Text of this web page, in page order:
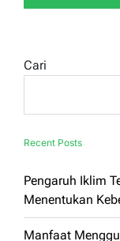
Cari
Recent Posts
Pengaruh Iklim
Menentukan
Manfaat